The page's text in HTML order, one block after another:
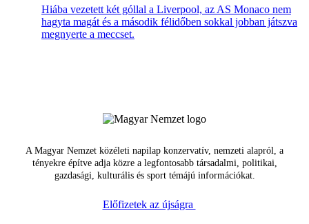
Hiába vezetett két góllal a Liverpool, az AS Monaco nem
hagyta magát és a második félidőben sokkal jobban játszva
megnyerte a meccset.
A Magyar Nemzet közéleti napilap konzervatív, nemzeti alapról, a
tényekre építve adja közre a legfontosabb társadalmi, politikai,
gazdasági, kulturális és sport témájú információkat.
Előfizetek az újságra